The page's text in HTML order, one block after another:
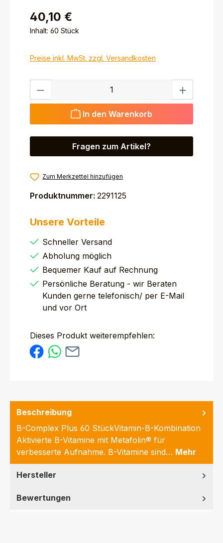
40,10 €
Inhalt: 60 Stück
Preise inkl. MwSt. zzgl. Versandkosten
Produkt Anzahl: Gib den gewünschten Wert ein
In den Warenkorb
Fragen zum Artikel?
Zum Merkzettel hinzufügen
Produktnummer: 2291125
Unsere Vorteile
Schneller Versand
Abholung möglich
Bequemer Kauf auf Rechnung
Persönliche Beratung - wir Beraten
Kunden gerne telefonisch/ per E-Mail
und vor Ort
Dieses Produkt weiterempfehlen:
Beschreibung
B-Complex Plus 60 StückVitamin-B-Kombination
Aktivierte B-Vitamine mit Metafolin® für
verbesserte Aufnahme. B-Vitamine sind… Mehr
Hersteller
Bewertungen